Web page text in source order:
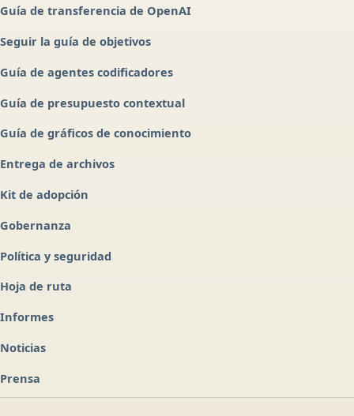
Guía de transferencia de OpenAI
Seguir la guía de objetivos
Guía de agentes codificadores
Guía de presupuesto contextual
Guía de gráficos de conocimiento
Entrega de archivos
Kit de adopción
Gobernanza
Política y seguridad
Hoja de ruta
Informes
Noticias
Prensa